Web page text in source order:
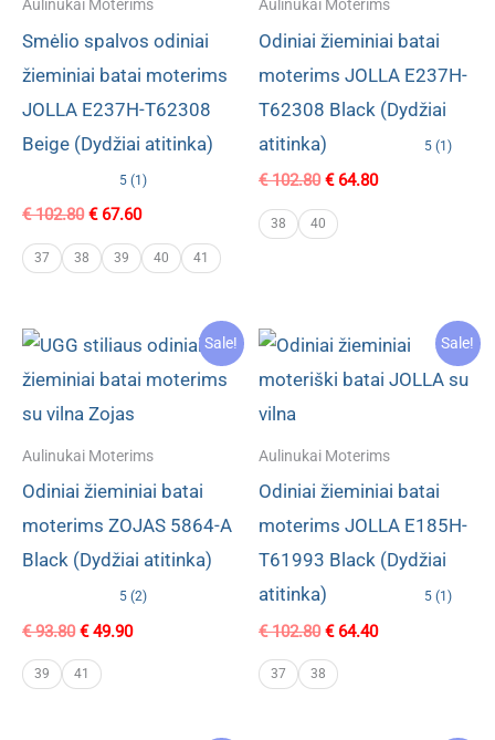
Aulinukai Moterims
Smėlio spalvos odiniai
žieminiai batai moterims
JOLLA E237H-T62308
Beige (Dydžiai atitinka)
5 (1)
€102.80 Original
was:
€ 102.80.
€67.60Current
is:
€ 67.60.
37 38 39 40 41
Aulinukai Moterims
Odiniai žieminiai batai
moterims JOLLA E237H-
T62308 Black (Dydžiai
atitinka)
5 (1)
€102.80 Original
was:
€ 102.80.
€64.80Current
38 40
Sale!
Aulinukai Moterims
Odiniai žieminiai batai
moterims ZOJAS 5864-A
Black (Dydžiai atitinka)
5 (2)
€93.80 Original
was:
€ 93.80.
€49.90Current
39 41
Sale!
Aulinukai Moterims
Odiniai žieminiai batai
moterims JOLLA E185H-
T61993 Black (Dydžiai
atitinka)
5 (1)
€102.80 Original
was:
€ 102.80.
€64.40Current
37 38